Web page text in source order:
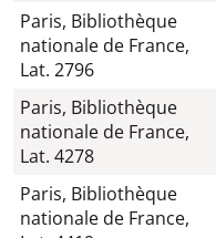
Paris, Bibliothèque
nationale de France,
Lat. 2796
Paris, Bibliothèque
nationale de France,
Lat. 4278
Paris, Bibliothèque
nationale de France,